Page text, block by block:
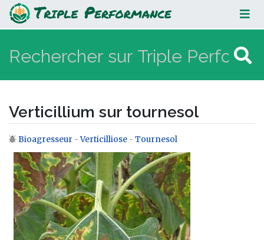
Verticillium sur tournesol
Verticillium sur tournesol
Aller à :navigation,rechercher
Bioagresseur -Verticilliose - Tournesol